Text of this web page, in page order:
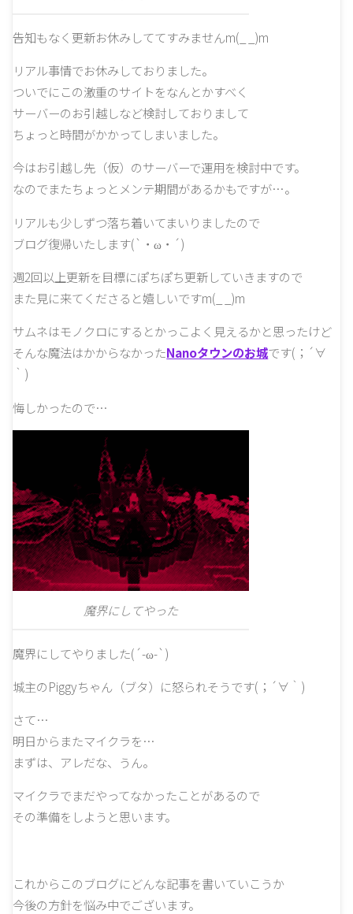
告知もなく更新お休みしててすみませんm(_ _)m
リアル事情でお休みしておりました。
ついでにこの激重のサイトをなんとかすべく
サーバーのお引越しなど検討しておりまして
ちょっと時間がかかってしまいました。
今はお引越し先（仮）のサーバーで運用を検討中です。
なのでまたちょっとメンテ期間があるかもですが…。
リアルも少しずつ落ち着いてまいりましたので
ブログ復帰いたします(`・ω・´)
週2回以上更新を目標にぽちぽち更新していきますので
また見に来てくださると嬉しいですm(_ _)m
サムネはモノクロにするとかっこよく見えるかと思ったけど
そんな魔法はかからなかったNanoタウンのお城です(；´∀
｀)
悔しかったので…
魔界にしてやった
魔界にしてやりました(´-ω-`)
城主のPiggyちゃん（ブタ）に怒られそうです(；´∀｀)
さて…
明日からまたマイクラを…
まずは、アレだな、うん。
マイクラでまだやってなかったことがあるので
その準備をしようと思います。
これからこのブログにどんな記事を書いていこうか
今後の方針を悩み中でございます。